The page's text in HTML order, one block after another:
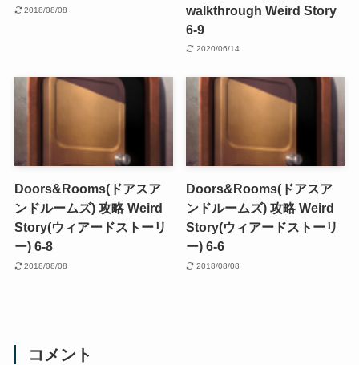
2018/08/08
walkthrough Weird Story
6-9
2020/06/14
Doors&Rooms(ドアスア
ンドルームズ) 攻略 Weird
Story(ウィアードストーリ
ー) 6-8
2018/08/08
Doors&Rooms(ドアスア
ンドルームズ) 攻略 Weird
Story(ウィアードストーリ
ー) 6-6
2018/08/08
コメント